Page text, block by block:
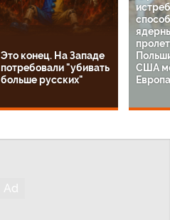
Это конец. На Западе
потребовали "убивать
больше русских"
США